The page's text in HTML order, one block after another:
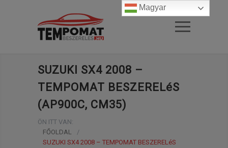
SUZUKI SX4 2008 –
TEMPOMAT BESZERELéS
(AP900C, CM35)
ÖN ITT VAN:
FŐOLDAL
/
SUZUKI SX4 2008 – TEMPOMAT BESZERELéS
Magyar